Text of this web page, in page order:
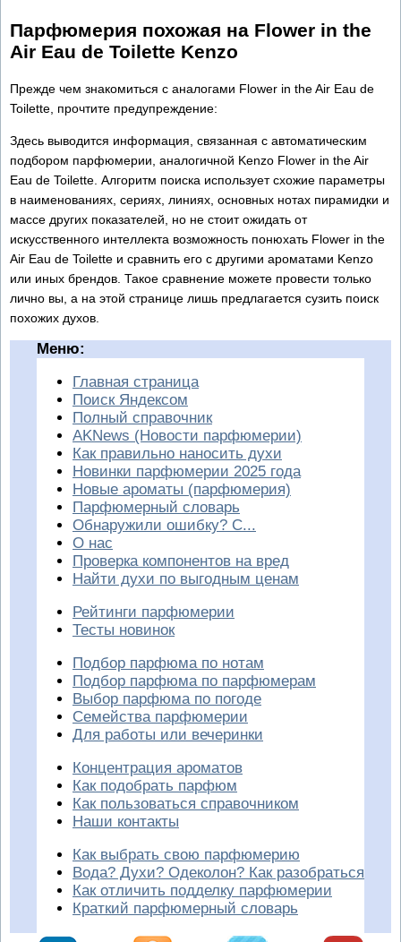
Парфюмерия похожая на Flower in the
Air Eau de Toilette Kenzo
Прежде чем знакомиться с аналогами Flower in the Air Eau de
Toilette, прочтите предупреждение:
Здесь выводится информация, связанная с автоматическим
подбором парфюмерии, аналогичной Kenzo Flower in the Air
Eau de Toilette. Алгоритм поиска использует схожие параметры
в наименованиях, сериях, линиях, основных нотах пирамидки и
массе других показателей, но не стоит ожидать от
искусственного интеллекта возможность понюхать Flower in the
Air Eau de Toilette и сравнить его с другими ароматами Kenzo
или иных брендов. Такое сравнение можете провести только
лично вы, а на этой странице лишь предлагается сузить поиск
похожих духов.
Меню:
Главная страница
Поиск Яндексом
Полный справочник
AKNews (Новости парфюмерии)
Как правильно наносить духи
Новинки парфюмерии 2025 года
Новые ароматы (парфюмерия)
Парфюмерный словарь
Обнаружили ошибку? С...
О нас
Проверка компонентов на вред
Найти духи по выгодным ценам
Рейтинги парфюмерии
Тесты новинок
Подбор парфюма по нотам
Подбор парфюма по парфюмерам
Выбор парфюма по погоде
Семейства парфюмерии
Для работы или вечеринки
Концентрация ароматов
Как подобрать парфюм
Как пользоваться справочником
Наши контакты
Как выбрать свою парфюмерию
Вода? Духи? Одеколон? Как разобраться
Как отличить подделку парфюмерии
Краткий парфюмерный словарь